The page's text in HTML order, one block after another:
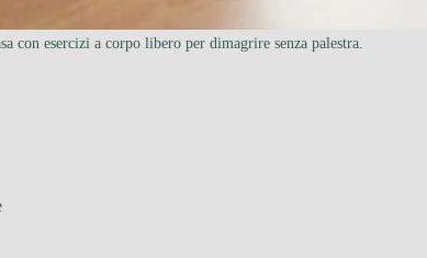
con esercizi a corpo libero per dimagrire senza palestra.